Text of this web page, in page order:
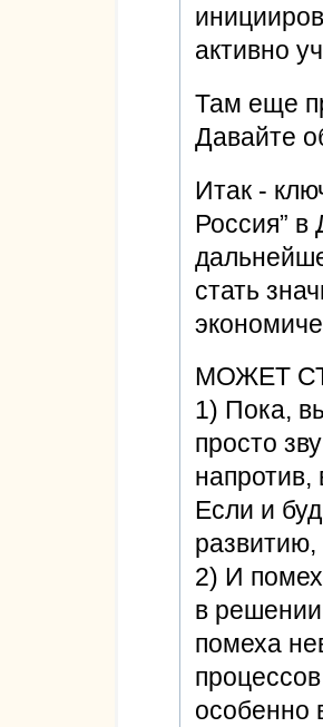
активно
Там еще
Давайте
Итак -
Россия”
стать
МОЖЕТ
1) Пока,
просто
напротив,
Если и
2) И
в
помеха
особенно